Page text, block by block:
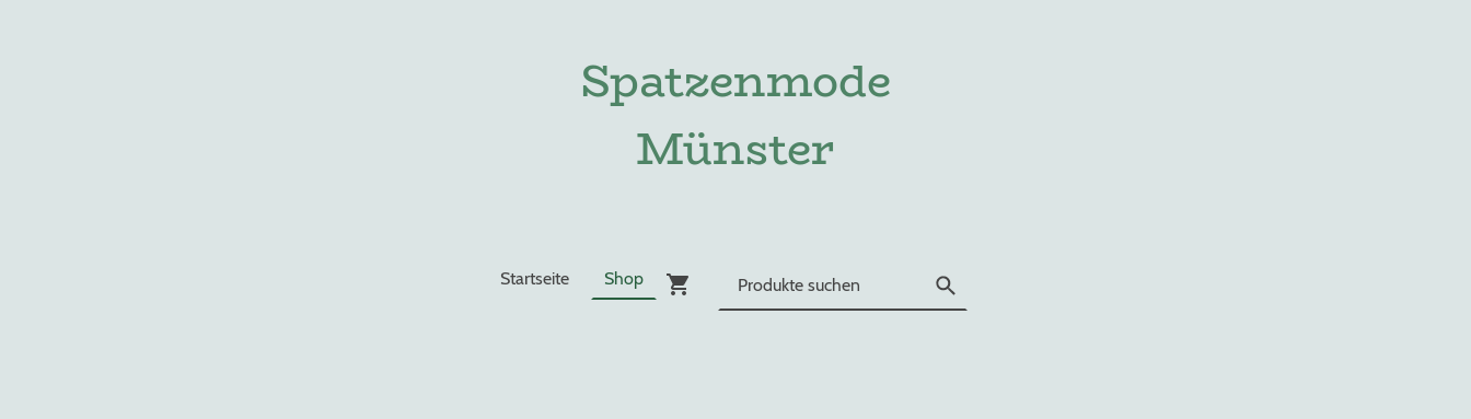
Spatzenmode
Münster
Startseite Shop